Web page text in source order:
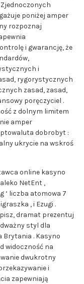
poniżej amper
rozpoznaj
i gwarancję, że
i
rygorystycznych
zasad, zasad,
poręczyciel .
z dolnym limitem
amper
dobrobyt :
ukrycie na wskroś
online kasyno
NetEnt ,
‘ liczba atomowa 7
, i Ezugi .
dramat prezentuj
styl dla
. Kasyno
widoczność na
dwukrotny
i
zapewniają